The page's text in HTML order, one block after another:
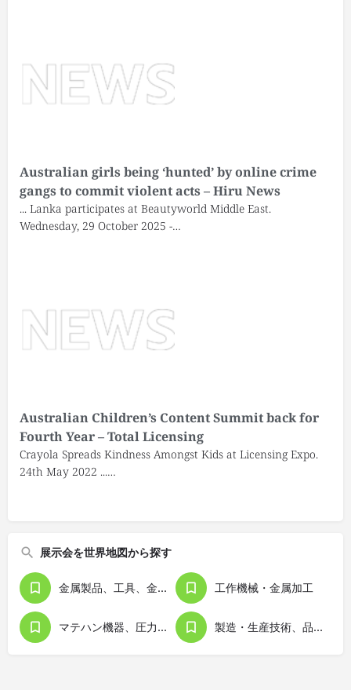
Australian girls being ‘hunted’ by online crime
gangs to commit violent acts – Hiru News
... Lanka participates at Beautyworld Middle East.
Wednesday, 29 October 2025 -…
Australian Children’s Content Summit back for
Fourth Year – Total Licensing
Crayola Spreads Kindness Amongst Kids at Licensing Expo.
24th May 2022 ...…
展示会を世界地図から探す
金属製品、工具、金型 工作機械・金属加工
マテハン機器、圧力機器 製造・生産技術、品質管理